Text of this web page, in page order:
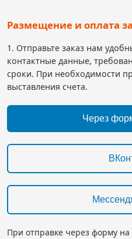
Размещение и оплата
1. Отправьте заказ нам
контактные данные,
сроки. При необходимости
выставления счета.
Через
При отправке через форму